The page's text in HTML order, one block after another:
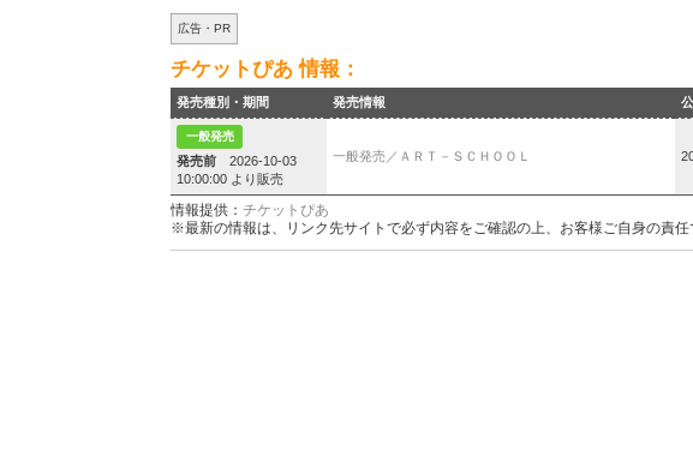
広告・PR
チケットぴあ 情報：
発売種別・期間 発売情報
一般発売
発売前 2026-10-03
10:00:00 より販売
一般発売／ＡＲＴ－ＳＣＨＯＯＬ
情報提供： チケットぴあ
※最新の情報は、リンク先サイトで必ず内容をご確認の上、お客様ご自身の責任